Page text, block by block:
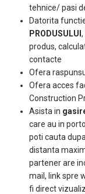
tehnice/ pasi
Datorita
PRODUSULUI
produs,
contacte
Ofera
Ofera acces
Construction
Asista in
care au in
poti cauta
distanta
partener are
mail, link spre
fi direct